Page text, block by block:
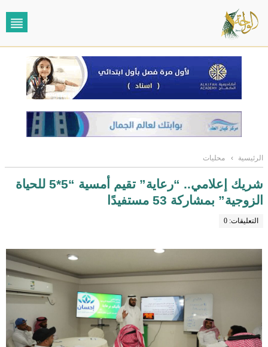
الرئيسية › محليات
شريك إعلامي.. “رعاية” تقيم أمسية “5*5 للحياة
الزوجية” بمشاركة 53 مستفيدًا
التعليقات: 0